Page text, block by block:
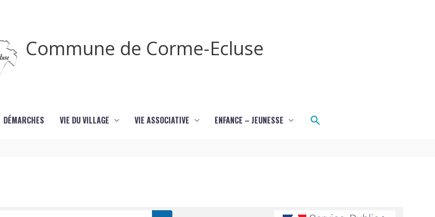
Commune de Corme-Ecluse
DÉMARCHES VIE DU VILLAGE VIE ASSOCIATIVE ENFANCE – JEUNESSE Rechercher